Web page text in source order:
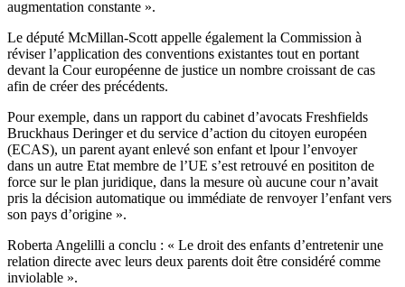
augmentation constante ».
Le député McMillan-Scott appelle également la Commission à
réviser l’application des conventions existantes tout en portant
devant la Cour européenne de justice un nombre croissant de cas
afin de créer des précédents.
Pour exemple, dans un rapport du cabinet d’avocats Freshfields
Bruckhaus Deringer et du service d’action du citoyen européen
(ECAS), un parent ayant enlevé son enfant et lpour l’envoyer
dans un autre Etat membre de l’UE s’est retrouvé en posititon de
force sur le plan juridique, dans la mesure où aucune cour n’avait
pris la décision automatique ou immédiate de renvoyer l’enfant vers
son pays d’origine ».
Roberta Angelilli a conclu : « Le droit des enfants d’entretenir une
relation directe avec leurs deux parents doit être considéré comme
inviolable ».